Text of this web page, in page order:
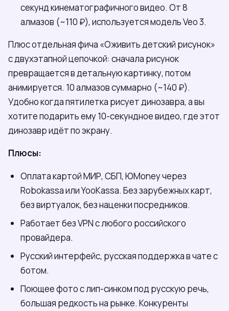
секунд кинематографичного видео. От 8
алмазов (~110 ₽), используется модель Veo 3.
Плюс отдельная фича «Оживить детский рисунок»
с двухэтапной цепочкой: сначала рисунок
превращается в детальную картинку, потом
анимируется. 10 алмазов суммарно (~140 ₽).
Удобно когда пятилетка рисует динозавра, а вы
хотите подарить ему 10-секундное видео, где этот
динозавр идёт по экрану.
Плюсы:
Оплата картой МИР, СБП, ЮMoney через
Robokassa или YooKassa. Без зарубежных карт,
без виртуалок, без наценки посредников.
Работает без VPN с любого российского
провайдера.
Русский интерфейс, русская поддержка в чате с
ботом.
Поющее фото с лип-синком под русскую речь,
большая редкость на рынке. Конкуренты